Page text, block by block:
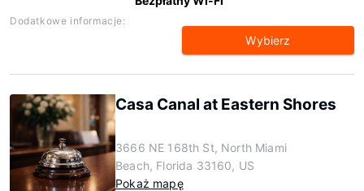
Dodatkowe informacje:
Wybierz
Casa Canal at Eastern Shores
3666 NE 168th St, North Miami
Beach, Florida 33160, US
Pokaż mapę